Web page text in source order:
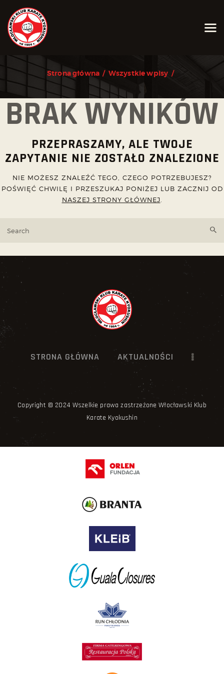
Strona główna Wszystkie wpisy
AKTUALNOŚCI
O KLUBIE
KARATE KYOKUSHIN
JOGA
GRAFIK
ZAPISY
KONTAKT
BRAK WYNIKÓW
PRZEPRASZAMY, ALE TWOJE
ZAPYTANIE NIE ZOSTAŁO ZNALEZIONE
NIE MOŻESZ ZNALEŹĆ TEGO, CZEGO POTRZEBUJESZ?
POŚWIĘĆ CHWILĘ I PRZESZUKAJ PONIŻEJ LUB ZACZNIJ OD
NASZEJ STRONY GŁÓWNEJ
STRONA GŁÓWNA AKTUALNOŚCI
Copyright © 2024 Wszelkie prawa zastrzeżone Włocławski Klub
Karate Kyokushin